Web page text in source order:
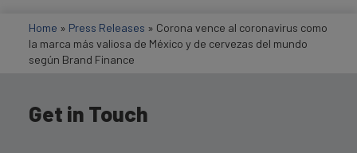
Home » Press Releases » Corona vence al coronavirus como
la marca más valiosa de México y de cervezas del mundo
según Brand Finance
Get in Touch